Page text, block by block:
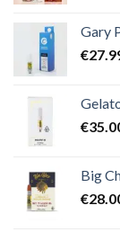
Gary
€
€
Big
€